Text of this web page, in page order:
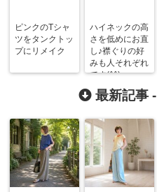
ピンクのTシャ
ツをタンクトッ
プにリメイク
ハイネックの高
さを低めにお直
し♪襟ぐりの好
みも人それぞれ
です(^^)v
最新記事 -